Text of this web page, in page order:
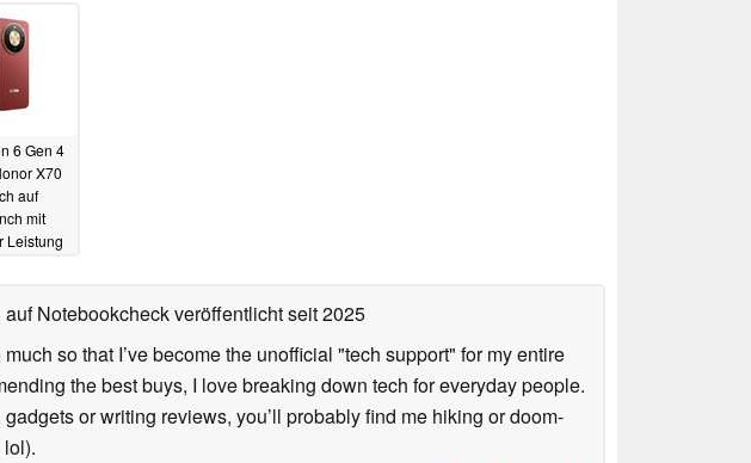
6 Gen 4
X70
auf
mit
Leistung
Notebookcheck veröffentlichtseit 2025
so that I’ve become the unofficial "tech support" for my entire
the best buys, I love breaking down tech for everyday people.
or writing reviews, you’ll probably find me hiking or doom-